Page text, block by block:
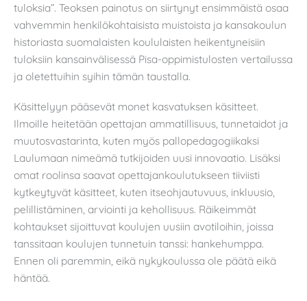
tuloksia”. Teoksen painotus on siirtynyt ensimmäistä osaa
vahvemmin henkilökohtaisista muistoista ja kansakoulun
historiasta suomalaisten koululaisten heikentyneisiin
tuloksiin kansainvälisessä Pisa-oppimistulosten vertailussa
ja oletettuihin syihin tämän taustalla.
Käsittelyyn pääsevät monet kasvatuksen käsitteet.
Ilmoille heitetään opettajan ammatillisuus, tunnetaidot ja
muutosvastarinta, kuten myös pallopedagogiikaksi
Laulumaan nimeämä tutkijoiden uusi innovaatio. Lisäksi
omat roolinsa saavat opettajankoulutukseen tiiviisti
kytkeytyvät käsitteet, kuten itseohjautuvuus, inkluusio,
pelillistäminen, arviointi ja kehollisuus. Räikeimmät
kohtaukset sijoittuvat koulujen uusiin avotiloihin, joissa
tanssitaan koulujen tunnetuin tanssi: hankehumppa.
Ennen oli paremmin, eikä nykykoulussa ole päätä eikä
häntää.